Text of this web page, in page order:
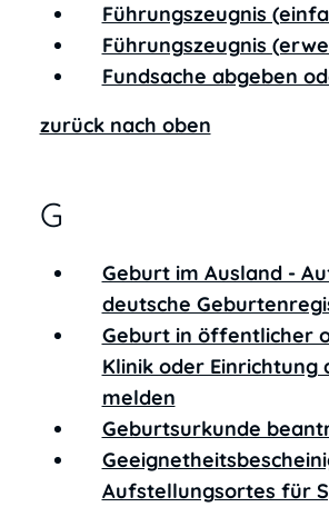
Führungszeugnis
Führungszeugnis
Fundsache abgeben
zurück nach oben
G
Geburt im Ausland -
deutsche
Geburt in öffentlicher
Klinik oder Einrichtung
melden
Geburtsurkunde
Aufstellungsortes für